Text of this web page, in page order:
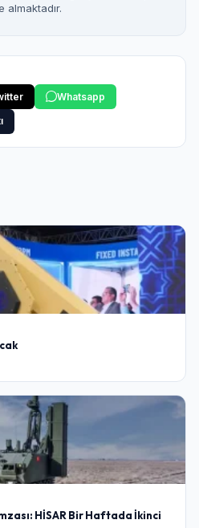
almaktadır.
Whatsapp
HİSAR Bir Haftada İkinci
Yap